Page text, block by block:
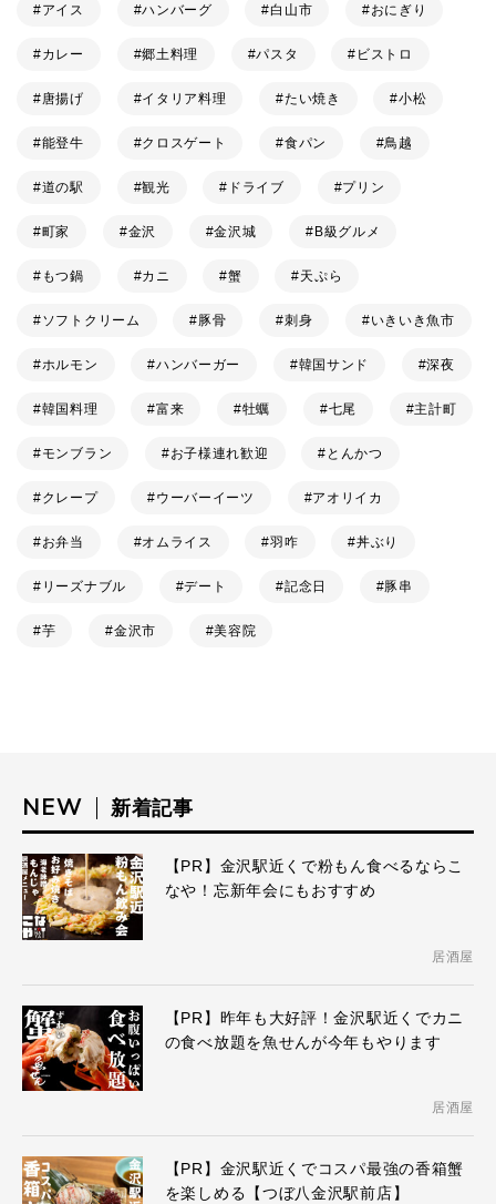
アイス ハンバーグ 白山市 おにぎり
カレー 郷土料理 パスタ ビストロ
唐揚げ イタリア料理 たい焼き 小松
能登牛 クロスゲート 食パン 鳥越
道の駅 観光 ドライブ プリン
町家 金沢 金沢城 B級グルメ
もつ鍋 カニ 蟹 天ぷら
ソフトクリーム 豚骨 刺身 いきいき魚市
ホルモン ハンバーガー 韓国サンド 深夜
韓国料理 富来 牡蠣 七尾 主計町
モンブラン お子様連れ歓迎 とんかつ
クレープ ウーバーイーツ アオリイカ
お弁当 オムライス 羽咋 丼ぶり
リーズナブル デート 記念日 豚串
芋 金沢市 美容院
NEW 新着記事
【PR】金沢駅近くで粉もん食べるならこ
なや！忘新年会にもおすすめ
居酒屋
【PR】昨年も大好評！金沢駅近くでカニ
の食べ放題を魚せんが今年もやります
居酒屋
【PR】金沢駅近くでコスパ最強の香箱蟹
を楽しめる【つぼ八金沢駅前店】